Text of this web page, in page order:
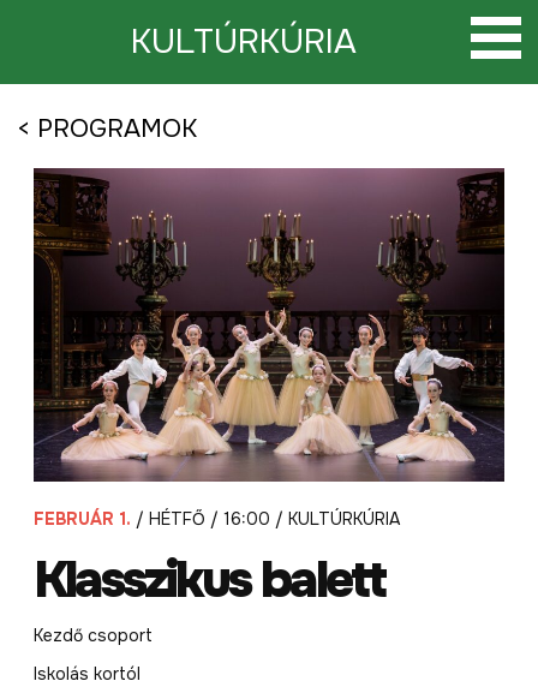
KULTÚRKÚRIA
< PROGRAMOK
FEBRUÁR 1. / HÉTFŐ / 16:00 / KULTÚRKÚRIA
Klasszikus balett
Kezdő csoport
Iskolás kortól